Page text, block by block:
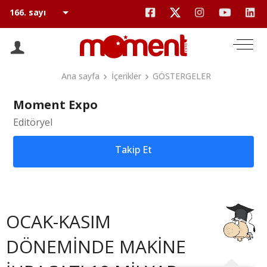
Ana sayfa İçerikler GÖSTERGELER
Moment Expo
Editöryel
Takip Et
OCAK-KASIM
DÖNEMİNDE MAKİNE